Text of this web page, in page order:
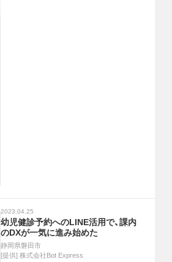
2023.04.25
幼児健診予約へのLINE活用で、課内
のDXが一気に進み始めた
静岡県磐田市
[提供] 株式会社Bot Express